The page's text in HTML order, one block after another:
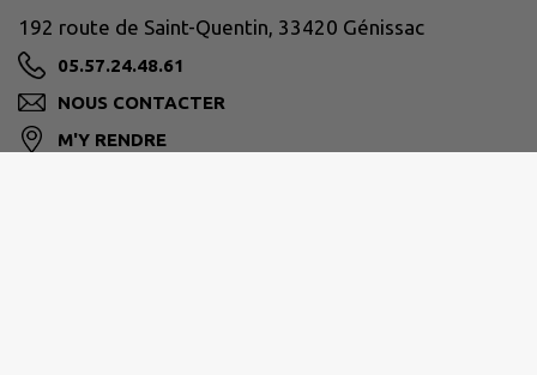
192 route de Saint-Quentin, 33420 Génissac
05.57.24.48.61
NOUS CONTACTER
M'Y RENDRE